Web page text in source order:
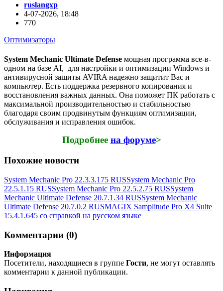
ruslangxp
4-07-2026, 18:48
770
Оптимизаторы
System Mechanic Ultimate Defense мощная программа все-в-
одном на базе AI, для настройки и оптимизации Windows и
антивирусной защиты AVIRA надежно защитит Вас и
компьютер. Есть поддержка резервного копирования и
восстановления важных данных. Она поможет ПК работать с
максимальной производительностью и стабильностью
благодаря своим продвинутым функциям оптимизации,
обслуживания и исправления ошибок.
Подробнее на форуме>
Похожие новости
System Mechanic Pro 22.3.3.175 RUSSystem Mechanic Pro
22.5.1.15 RUSSystem Mechanic Pro 22.5.2.75 RUSSystem
Mechanic Ultimate Defense 20.7.1.34 RUSSystem Mechanic
Ultimate Defense 20.7.0.2 RUSMAGIX Samplitude Pro X4 Suite
15.4.1.645 cо справкой на русском языке
Комментарии (0)
Информация
Посетители, находящиеся в группе Гости, не могут оставлять
комментарии к данной публикации.